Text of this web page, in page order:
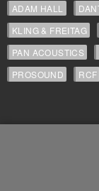
ADAM HALL
KLING & FREITAG
PAN ACOUSTICS
PROSOUND
RCF